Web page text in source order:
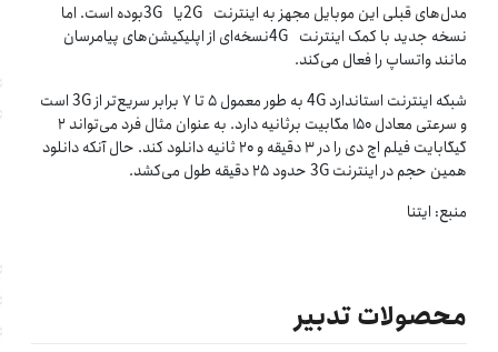
مدل‌های قبلی این موبایل مجهز به اینترنت 2Gیا 3Gبوده است. اما
نسخه جدید با کمک اینترنت 4Gنسخه‌ای از اپلیکیشن‌های پیام­رسان
مانند واتس­اپ را فعال می‌کند.
شبکه اینترنت استاندارد 4G به طور معمول ۵ تا ۷ برابر سریع‌تر از 3G است
و سرعتی معادل ۱۵۰ مگابیت برثانیه دارد. به عنوان مثال فرد می‌تواند ۲
گیگابایت فیلم اچ دی را در ۳ دقیقه و ۲۰ ثانیه دانلود کند. حال آنکه دانلود
همین حجم در اینترنت 3G حدود ۲۵ دقیقه طول می‌کشد.
منبع: ایتنا
محصولات تدبیر